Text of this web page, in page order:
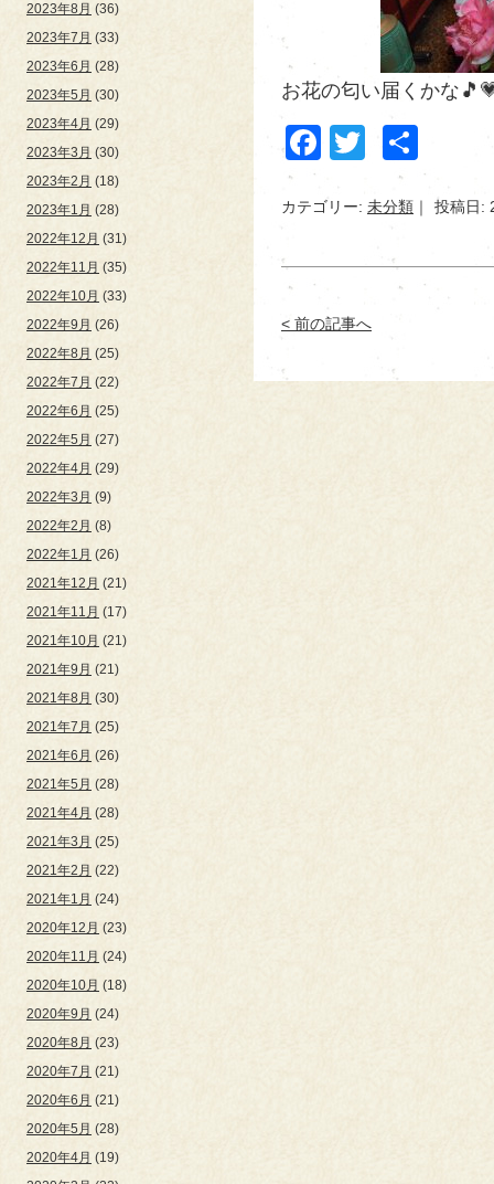
2023年8月 (36)
2023年7月 (33)
2023年6月 (28)
2023年5月 (30)
2023年4月 (29)
2023年3月 (30)
2023年2月 (18)
2023年1月 (28)
2022年12月 (31)
2022年11月 (35)
2022年10月 (33)
2022年9月 (26)
2022年8月 (25)
2022年7月 (22)
2022年6月 (25)
2022年5月 (27)
2022年4月 (29)
2022年3月 (9)
2022年2月 (8)
2022年1月 (26)
2021年12月 (21)
2021年11月 (17)
2021年10月 (21)
2021年9月 (21)
2021年8月 (30)
2021年7月 (25)
2021年6月 (26)
2021年5月 (28)
2021年4月 (28)
2021年3月 (25)
2021年2月 (22)
2021年1月 (24)
2020年12月 (23)
2020年11月 (24)
2020年10月 (18)
2020年9月 (24)
2020年8月 (23)
2020年7月 (21)
2020年6月 (21)
2020年5月 (28)
2020年4月 (19)
お花の匂い届くかな
Facebook
Twitter
有
カテゴリー: 未分類 投稿日:
< 前の記事へ